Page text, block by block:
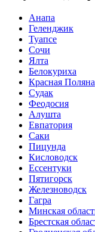
Анапа
Геленджик
Туапсе
Сочи
Ялта
Белокуриха
Красная Поляна
Судак
Феодосия
Алушта
Евпатория
Саки
Пицунда
Кисловодск
Ессентуки
Пятигорск
Железноводск
Гагра
Минская
Брестская